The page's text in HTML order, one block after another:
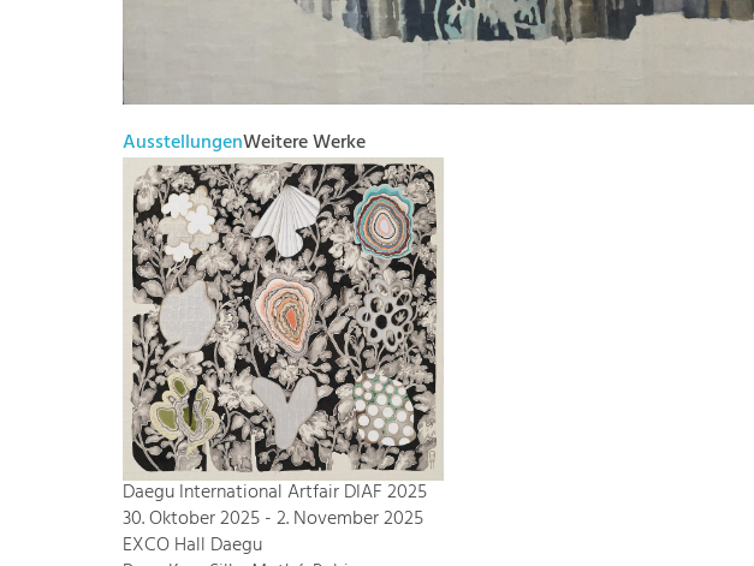
AusstellungenWeitere Werke
Daegu International Artfair DIAF 2025
30. Oktober 2025 - 2. November 2025
EXCO Hall Daegu